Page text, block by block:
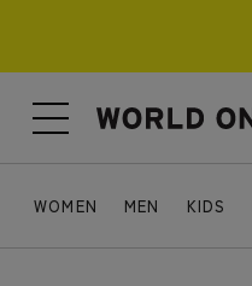
WOMEN MEN KIDS